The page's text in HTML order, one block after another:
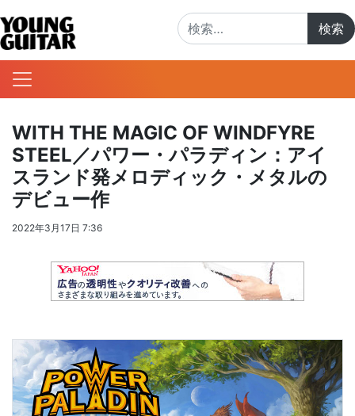
WITH THE MAGIC OF WINDFYRE
STEEL／パワー・パラディン：アイ
スランド発メロディック・メタルの
デビュー作
2022年3月17日 7:36